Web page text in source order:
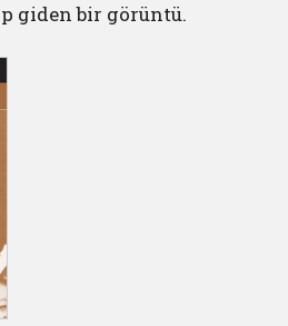
giden bir görüntü.